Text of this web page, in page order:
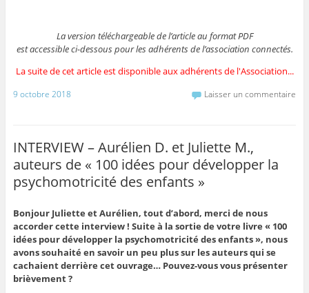
La version téléchargeable de l’article au format PDF
est accessible ci-dessous pour les adhérents de l’association connectés.
La suite de cet article est disponible aux adhérents de l'Association...
9 octobre 2018 Laisser un commentaire
INTERVIEW – Aurélien D. et Juliette M.,
auteurs de « 100 idées pour développer la
psychomotricité des enfants »
Bonjour Juliette et Aurélien, tout d’abord, merci de nous
accorder cette interview ! Suite à la sortie de votre livre « 100
idées pour développer la psychomotricité des enfants », nous
avons souhaité en savoir un peu plus sur les auteurs qui se
cachaient derrière cet ouvrage… Pouvez-vous vous présenter
brièvement ?